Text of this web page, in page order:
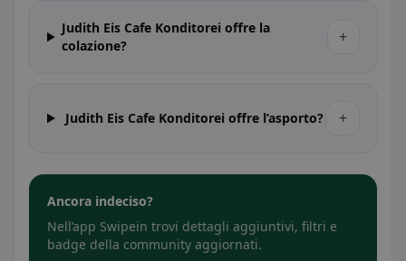
Judith Eis Cafe Konditorei offre la
colazione?
+
Judith Eis Cafe Konditorei offre l’asporto? +
Ancora indeciso?
Nell’app Swipein trovi dettagli aggiuntivi, filtri e
badge della community aggiornati.